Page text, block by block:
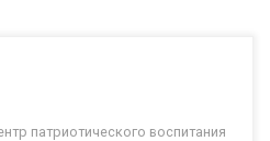
патриотического воспитания